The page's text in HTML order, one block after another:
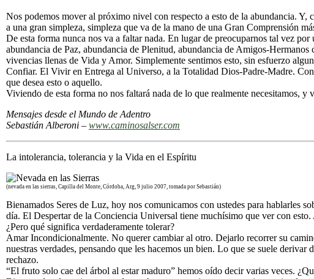
Nos podemos mover al próximo nivel con respecto a esto de la abundancia. Y,
a una gran simpleza, simpleza que va de la mano de una Gran
De esta forma nunca nos va a faltar nada. En lugar de preocuparnos tal vez
abundancia de Paz, abundancia de Plenitud, abundancia de Amigos-
vivencias llenas de Vida y Amor. Simplemente sentimos esto, sin esfuerzo
Confiar. El Vivir en Entrega al Universo, a la Totalidad Dios-Padre-Madre.
que desea esto o aquello.
Viviendo de esta forma no nos faltará nada de lo que realmente necesitamos,
Mensajes desde el Mundo de Adentro
Sebastián Alberoni – www.caminosalser.com
La intolerancia, tolerancia y la Vida en el Espíritu
(nevada en las sierras, Capilla del Monte, Córdoba, Arg, 9 julio 2007, tomada por Sebastián)
Bienamados Seres de Luz, hoy nos comunicamos con ustedes para hablarles
día. El Despertar de la Conciencia Universal tiene muchísimo que ver con
¿Pero qué significa verdaderamente tolerar?
Amar Incondicionalmente. No querer cambiar al otro. Dejarlo recorrer su
nuestras verdades, pensando que les hacemos un bien. Lo que se suele
rechazo.
“El fruto solo cae del árbol al estar maduro” hemos oído decir varias veces.